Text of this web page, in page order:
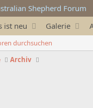
ist neu Galerie
durchsuchen
Archiv